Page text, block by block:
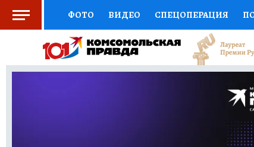
ФОТО ВИДЕО СПЕЦОПЕРАЦИЯ
СОЦПОДДЕРЖКА НАУКА СПОРТ
ВЫБОР ЭКСПЕРТОВ ДОКТОР
ПРОГНОЗЫ НА